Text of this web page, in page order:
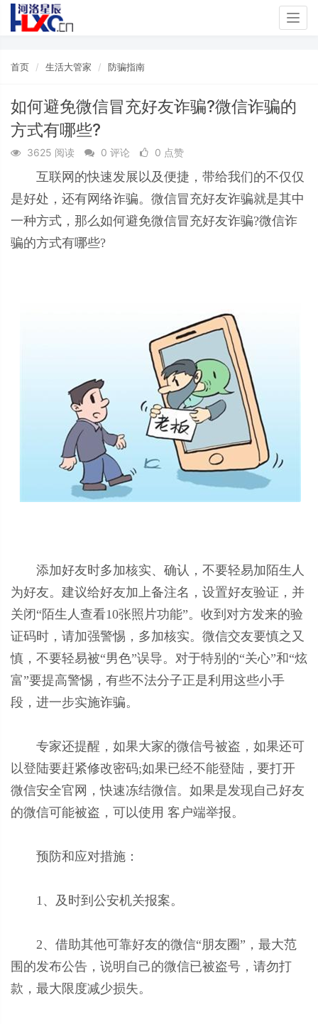
首页 生活大管家 防骗指南
如何避免微信冒充好友诈骗?微信诈骗的
方式有哪些?
3625 阅读 0 评论 0 点赞
互联网的快速发展以及便捷，带给我们的不仅仅
是好处，还有网络诈骗。微信冒充好友诈骗就是其中
一种方式，那么如何避免微信冒充好友诈骗?微信诈
骗的方式有哪些?
添加好友时多加核实、确认，不要轻易加陌生人
为好友。建议给好友加上备注名，设置好友验证，并
关闭“陌生人查看10张照片功能”。收到对方发来的验
证码时，请加强警惕，多加核实。微信交友要慎之又
慎，不要轻易被“男色”误导。对于特别的“关心”和“炫
富”要提高警惕，有些不法分子正是利用这些小手
段，进一步实施诈骗。
专家还提醒，如果大家的微信号被盗，如果还可
以登陆要赶紧修改密码;如果已经不能登陆，要打开
微信安全官网，快速冻结微信。如果是发现自己好友
的微信可能被盗，可以使用 客户端举报。
预防和应对措施：
1、及时到公安机关报案。
2、借助其他可靠好友的微信“朋友圈”，最大范
围的发布公告，说明自己的微信已被盗号，请勿打
款，最大限度减少损失。